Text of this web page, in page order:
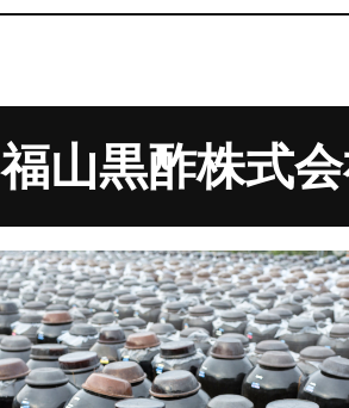
福山黒酢株式